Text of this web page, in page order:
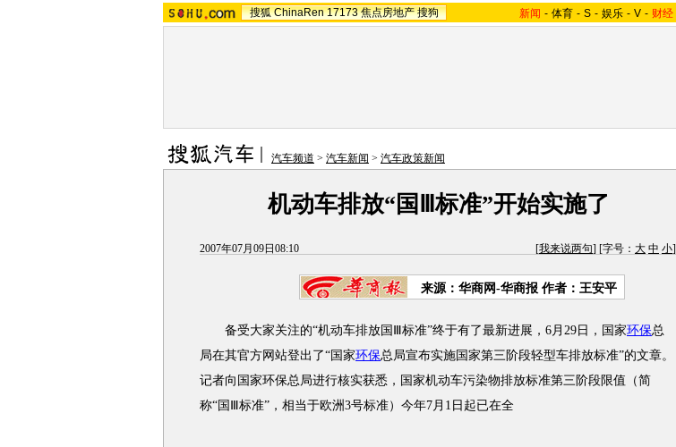
搜狐 ChinaRen 17173 焦点房地产 搜狗 新闻 - 体育 - S - 娱乐 - V - 财经
汽车频道 > 汽车新闻 > 汽车政策新闻
机动车排放“国Ⅲ标准”开始实施了
2007年07月09日08:10 [我来说两句] [字号： 大 中 小]
来源：华商网-华商报 作者：王安平
备受大家关注的“机动车排放国Ⅲ标准”终于有了最新进展，6月29日，国家环保总
局在其官方网站登出了“国家环保总局宣布实施国家第三阶段轻型车排放标准”的文章。
记者向国家环保总局进行核实获悉，国家机动车污染物排放标准第三阶段限值（简
称“国Ⅲ标准”，相当于欧洲3号标准）今年7月1日起已在全